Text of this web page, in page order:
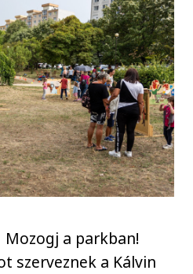
a parkban!
szerveznek a Kálvin